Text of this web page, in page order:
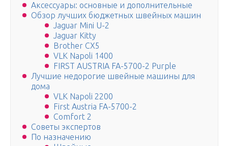
Аксессуары: основные и дополнительные
Обзор лучших бюджетных швейных машин
Jaguar Mini U-2
Jaguar Kitty
Brother CX5
VLK Napoli 1400
FIRST AUSTRIA FA-5700-2 Purple
Лучшие недорогие швейные машины для
дома
VLK Napoli 2200
First Austria FA-5700-2
Comfort 2
Советы экспертов
По назначению